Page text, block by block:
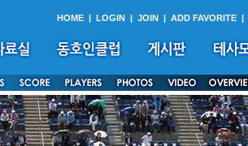
HOME | LOGIN | JOIN | ADD FAVORITE |